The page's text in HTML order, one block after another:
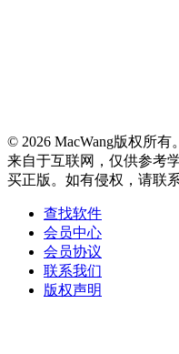
© 2026 MacWang版权所
来自于互联网，仅供参考
买正版。如有侵权，请联
查找软件
会员中心
会员协议
联系我们
版权声明